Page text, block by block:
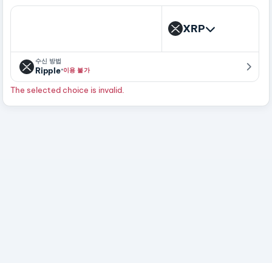
XRP
수신 방법
Ripple·이용 불가
The selected choice is invalid.